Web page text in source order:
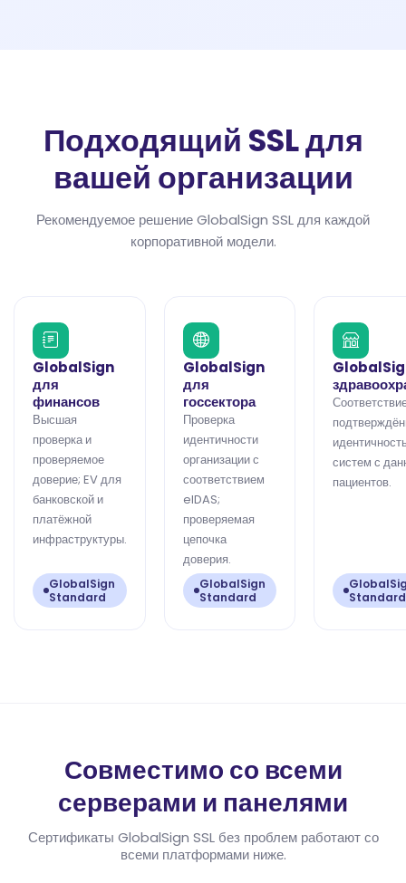
Подходящий SSL для
вашей организации
Рекомендуемое решение GlobalSign SSL для каждой
корпоративной модели.
GlobalSign
для
финансов
Высшая
проверка и
проверяемое
доверие; EV для
банковской и
платёжной
инфраструктуры.
GlobalSign
Standard
GlobalSign
для
госсектора
Проверка
идентичности
организации с
соответствием
eIDAS;
проверяемая
цепочка
доверия.
GlobalSign
Standard
систем с
пациентов.
Standard
Совместимо со всеми
серверами и панелями
Сертификаты GlobalSign SSL без проблем работают со
всеми платформами ниже.